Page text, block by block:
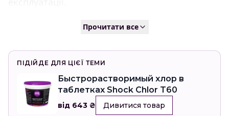
Прочитати все
ПІДІЙДЕ ДЛЯ ЦІЄЇ ТЕМИ
Быстрорастворимый хлор в
таблетках Shock Chlor T60
від 643 ₴ Дивитися товар